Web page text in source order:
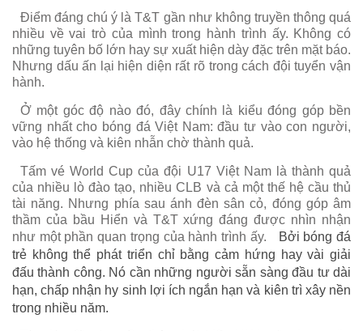
Điểm đáng chú ý là T&T gần như không truyền thông quá
nhiều về vai trò của mình trong hành trình ấy. Không có
những tuyên bố lớn hay sự xuất hiện dày đặc trên mặt báo.
Nhưng dấu ấn lại hiện diện rất rõ trong cách đội tuyển vận
hành.
Ở một góc độ nào đó, đây chính là kiểu đóng góp bền
vững nhất cho bóng đá Việt Nam: đầu tư vào con người,
vào hệ thống và kiên nhẫn chờ thành quả.
Tấm vé World Cup của đội U17 Việt Nam là thành quả
của nhiều lò đào tạo, nhiều CLB và cả một thế hệ cầu thủ
tài năng. Nhưng phía sau ánh đèn sân cỏ, đóng góp âm
thầm của bầu Hiển và T&T xứng đáng được nhìn nhận
như một phần quan trọng của hành trình ấy.
Bởi bóng đá
trẻ không thể phát triển chỉ bằng cảm hứng hay vài giải
đấu thành công. Nó cần những người sẵn sàng đầu tư dài
hạn, chấp nhận hy sinh lợi ích ngắn hạn và kiên trì xây nền
trong nhiều năm.